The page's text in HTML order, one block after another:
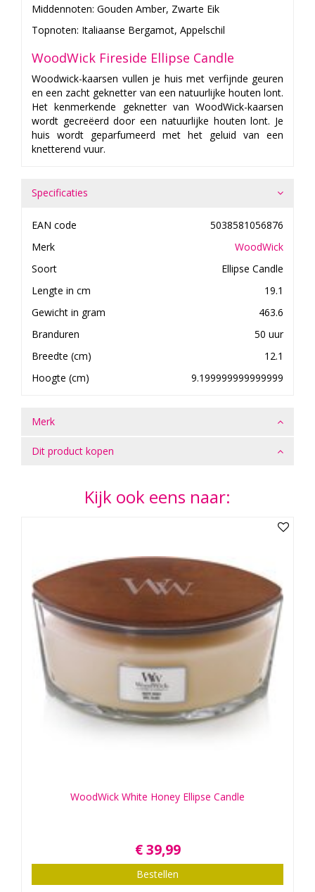
Middennoten: Gouden Amber, Zwarte Eik
Topnoten: Italiaanse Bergamot, Appelschil
WoodWick Fireside Ellipse Candle
Woodwick-kaarsen vullen je huis met verfijnde geuren
en een zacht geknetter van een natuurlijke houten lont.
Het kenmerkende geknetter van WoodWick-kaarsen
wordt gecreëerd door een natuurlijke houten lont. Je
huis wordt geparfumeerd met het geluid van een
knetterend vuur.
Specificaties
EAN code
5038581056876
Merk
WoodWick
Soort
Ellipse Candle
Lengte in cm
19.1
Gewicht in gram
463.6
Branduren
50 uur
Breedte (cm)
12.1
Hoogte (cm)
9.199999999999999
Merk
Dit product kopen
Kijk ook eens naar:
WoodWick White Honey Ellipse Candle
€ 39,99
Bestellen